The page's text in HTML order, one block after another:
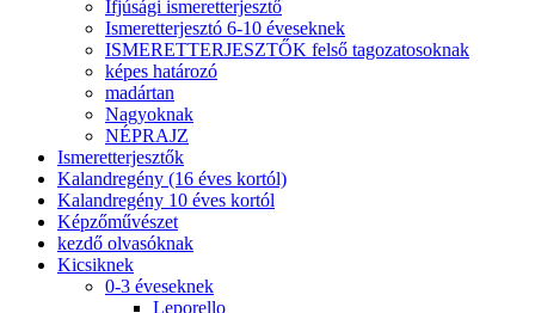
Ifjúsági ismeretterjesztő
Ismeretterjesztó 6-10 éveseknek
ISMERETTERJESZTŐK felső tagozatosoknak
képes határozó
madártan
Nagyoknak
NÉPRAJZ
Ismeretterjesztők
Kalandregény (16 éves kortól)
Kalandregény 10 éves kortól
Képzőművészet
kezdő olvasóknak
Kicsiknek
0-3 éveseknek
Leporello